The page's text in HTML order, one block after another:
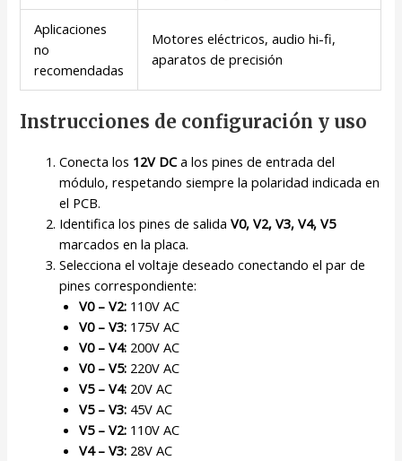
Aplicaciones
no
recomendadas
Motores eléctricos, audio hi-fi,
aparatos de precisión
Instrucciones de configuración y uso
Conecta los 12V DCa los pines de entrada del
módulo, respetando siempre la polaridad indicada en
el PCB.
Identifica los pines de salidaV0, V2, V3, V4, V5
marcados en la placa.
Selecciona el voltaje deseado conectando el par de
pines correspondiente:
V0 – V2: 110V AC
V0 – V3: 175V AC
V0 – V4: 200V AC
V0 – V5: 220V AC
V5 – V4: 20V AC
V5 – V3: 45V AC
V5 – V2: 110V AC
V4 – V3: 28V AC